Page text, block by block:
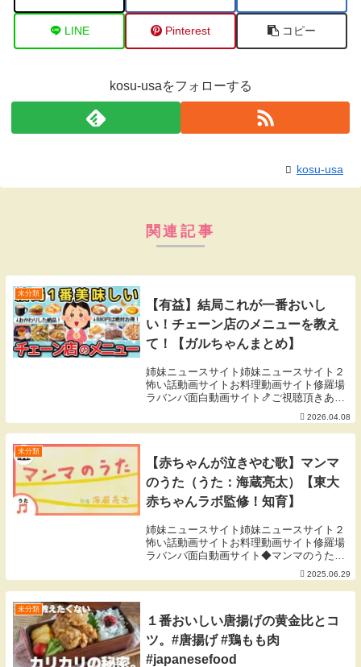
LINE Pinterest コピー
kosu-usaをフォローする
kosu-usa
関連記事
未分類
【有益】結局これが一番おいし
い！チェーン店のメニューを教え
て！【ガルちゃんまとめ】
姉妹ニュースサイト姉妹ニュースサイト２
怖い話動画サイトお料理動画サイト修羅場
ラバンバ面白動画サイト🍤ご視聴頂きあり
がとうございます🍤今回は、結局一番おい
しい「チェーン店のメニュー」決定戦！と
いうトピをまとめてみました！🌟感想をぜ
2026.04.08
未分類
【赤ちゃんが泣きやむ歌】マンマ
のうた（うた：海蔵亮太）【東大
赤ちゃんラボ監修！知育】
姉妹ニュースサイト姉妹ニュースサイト２
怖い話動画サイトお料理動画サイト修羅場
ラバンバ面白動画サイト◆マンマのうた食
育コーナー「マンマタイム」のテーマ「マ
ンマのうた」のフルバージョン！食事の時
間をとにかく楽しむ！好きになる！ハッピ
2025.06.29
未分類
１番おいしい唐揚げの黄金比とコ
ツ。#唐揚げ #鶏もも肉
#japanesefood